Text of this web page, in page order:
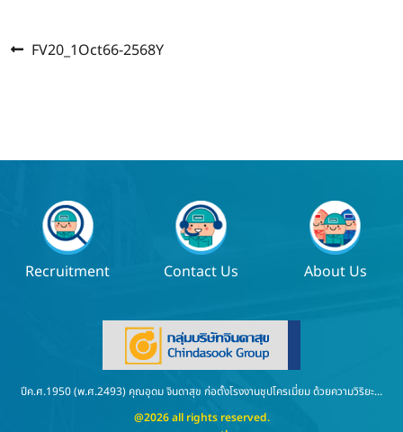
แนะแนว
Previous
FV20_1Oct66-2568Y
Recruitment Contact Us About Us
ปีค.ศ.1950 (พ.ศ.2493) คุณอุดม จินดาสุข ก่อตั้งโรงงานชุปโครเมี่ยม ด้วยความวิริยะ...
@2026 all rights reserved.